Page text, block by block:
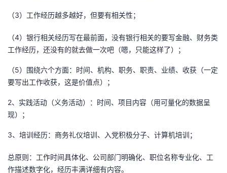
（3）工作经历越多越好，但要有相关性；
（4）银行相关经历写在最前面，没有银行相关的要写金融、财务类
工作经历，还没有的就去做一次吧（嗯，只能这样了）；
（5）围绕六个方面：时间、机构、职务、职责、业绩、收获（一定
要写出工作收获，这是价值点）；
2、实践活动（义务活动）：时间、项目内容（用可量化的数据呈
现）；
3、培训经历：商务礼仪培训、入党积极分子、计算机培训；
总原则：工作时间具体化、公司部门明确化、职位名称专业化、工
作描述数字化，经历丰满详细有内容。